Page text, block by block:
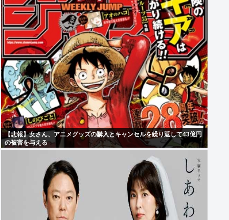
【悲報】女さん、アニメグッズの購入とキャンセルを繰り返して43億円
の被害を与える